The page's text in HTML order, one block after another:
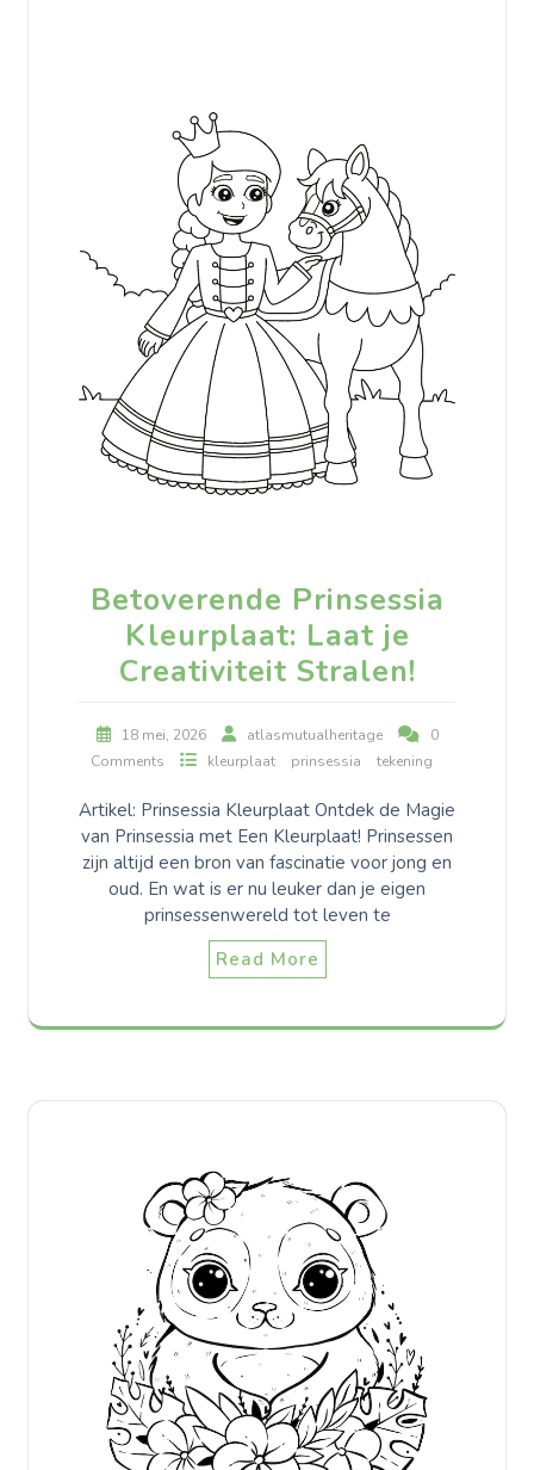
Betoverende Prinsessia
Kleurplaat: Laat je
Creativiteit Stralen!
18 mei, 2026 atlasmutualheritage
0
Comments
kleurplaat prinsessia tekening
Artikel: Prinsessia Kleurplaat Ontdek de Magie
van Prinsessia met Een Kleurplaat! Prinsessen
zijn altijd een bron van fascinatie voor jong en
oud. En wat is er nu leuker dan je eigen
prinsessenwereld tot leven te
Read More